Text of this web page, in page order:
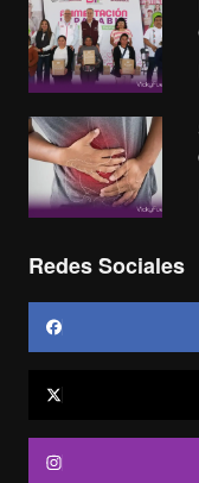
Redes Sociales